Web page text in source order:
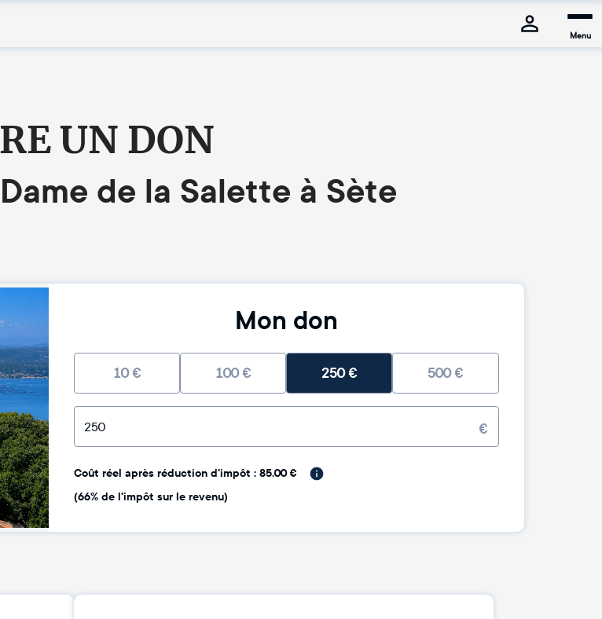
Menu
UN DON
de la Salette à Sète
Mon don
10€ 100€ 250€ 500€
€
Coût réel après réduction d'impôt : 85.00 €
(66% de l'impôt sur le revenu)